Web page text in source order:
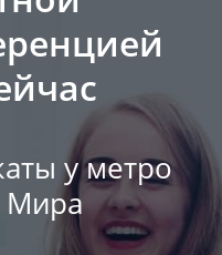
у метро
Мира